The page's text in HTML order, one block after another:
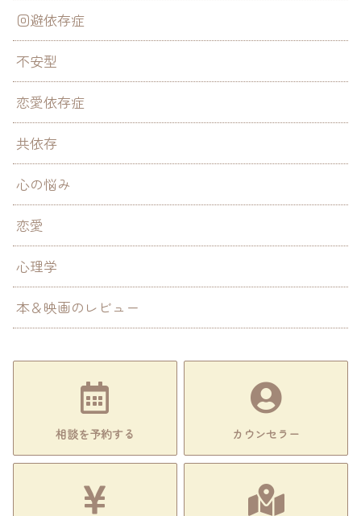
回避依存症
不安型
恋愛依存症
共依存
心の悩み
恋愛
心理学
本＆映画のレビュー
相談を予約する カウンセラー